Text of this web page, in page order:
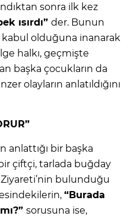
sonra ilk kez
ısırdı” der. Bunun
olduğuna inanarak
halkı, geçmişte
başka çocukların da
olayların anlatıldığını
anlattığı bir başka
çiftçi, tarlada buğday
Ziyareti’nin bulunduğu
“Burada
sorusuna ise,